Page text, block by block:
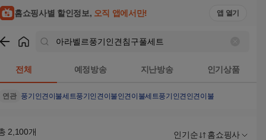
홈쇼핑사별 할인정보, 오직 앱에서만! 앱 열기
전체 예정방송 지난방송 인기상품
연관 풍기인견이불세트풍기인견이불인견이불세트풍기인견 인견이불
2,100개 인기순 홈쇼핑사